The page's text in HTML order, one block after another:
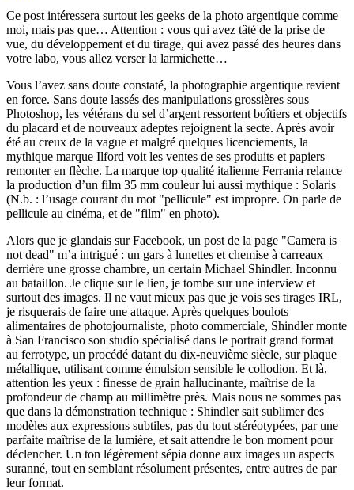
Ce post intéressera surtout les geeks de la photo argentique comme
moi, mais pas que… Attention : vous qui avez tâté de la prise de
vue, du développement et du tirage, qui avez passé des heures dans
votre labo, vous allez verser la larmichette…
Vous l’avez sans doute constaté, la photographie argentique revient
en force. Sans doute lassés des manipulations grossières sous
Photoshop, les vétérans du sel d’argent ressortent boîtiers et objectifs
du placard et de nouveaux adeptes rejoignent la secte. Après avoir
été au creux de la vague et malgré quelques licenciements, la
mythique marque Ilford voit les ventes de ses produits et papiers
remonter en flèche. La marque top qualité italienne Ferrania relance
la production d’un film 35 mm couleur lui aussi mythique : Solaris
(N.b. : l’usage courant du mot "pellicule" est impropre. On parle de
pellicule au cinéma, et de "film" en photo).
Alors que je glandais sur Facebook, un post de la page "Camera is
not dead" m’a intrigué : un gars à lunettes et chemise à carreaux
derrière une grosse chambre, un certain Michael Shindler. Inconnu
au bataillon. Je clique sur le lien, je tombe sur une interview et
surtout des images. Il ne vaut mieux pas que je vois ses tirages IRL,
je risquerais de faire une attaque. Après quelques boulots
alimentaires de photojournaliste, photo commerciale, Shindler monte
à San Francisco son studio spécialisé dans le portrait grand format
au ferrotype, un procédé datant du dix-neuvième siècle, sur plaque
métallique, utilisant comme émulsion sensible le collodion. Et là,
attention les yeux : finesse de grain hallucinante, maîtrise de la
profondeur de champ au millimètre près. Mais nous ne sommes pas
que dans la démonstration technique : Shindler sait sublimer des
modèles aux expressions subtiles, pas du tout stéréotypées, par une
parfaite maîtrise de la lumière, et sait attendre le bon moment pour
déclencher. Un ton légèrement sépia donne aux images un aspects
suranné, tout en semblant résolument présentes, entre autres de par
leur format.